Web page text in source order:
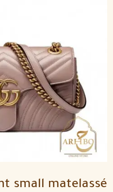
small matelassé